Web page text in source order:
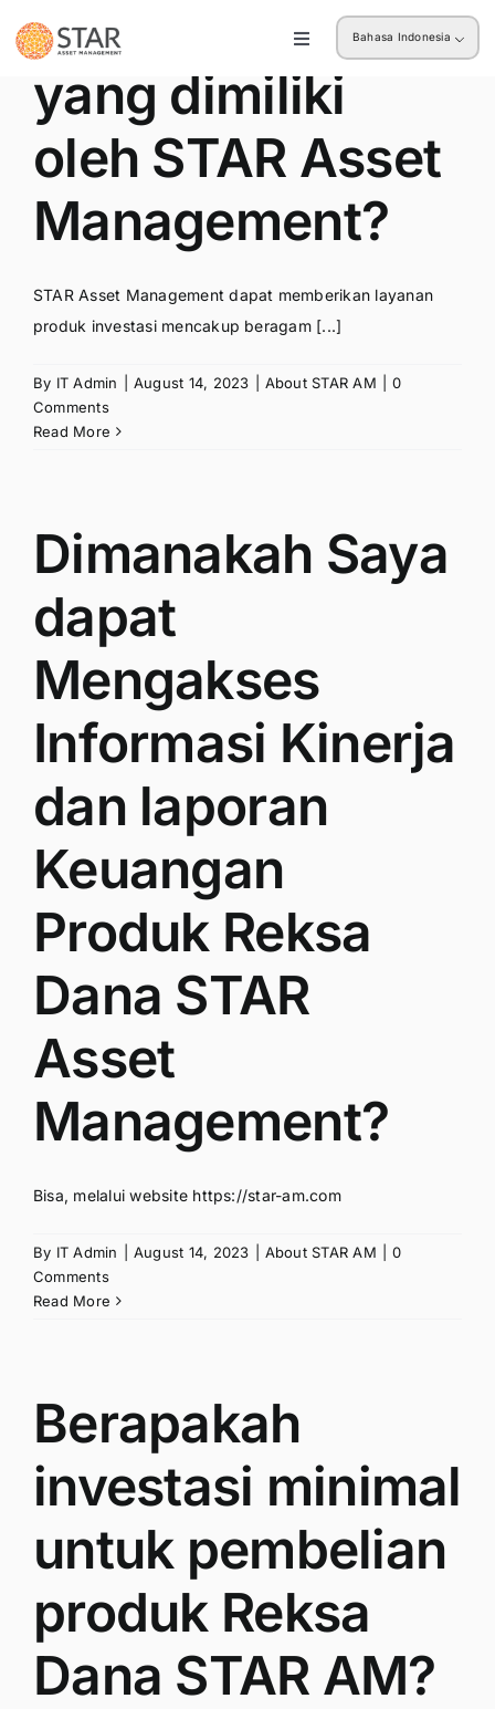
to
Toggle
Ritel
Institusi
Bahasa Indonesia
Produk apa saja
yang dimiliki
oleh STAR Asset
Management?
STAR Asset Management dapat memberikan layanan
produk investasi mencakup beragam [...]
By IT Admin August 14, 2023 About STAR AM
0
Comments
Read More
Dimanakah Saya
dapat
Mengakses
Informasi Kinerja
dan laporan
Keuangan
Produk Reksa
Dana STAR
Asset
Management?
Bisa, melalui website https://star-am.com
By IT Admin August 14, 2023 About STAR AM
0
Comments
Read More
Berapakah
investasi minimal
untuk pembelian
produk Reksa
Dana STAR AM?